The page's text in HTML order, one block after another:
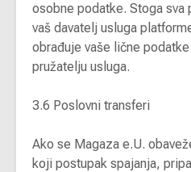
osobne podatke. Stoga sva
vaš davatelj usluga
obrađuje vaše lične
pružatelju usluga.
3.6 Poslovni transferi
Ako se Magaza e.U.
koji postupak spajanja,